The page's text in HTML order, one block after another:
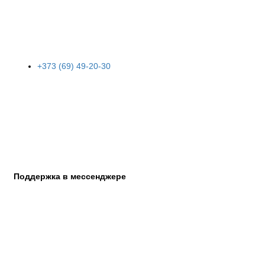
+373 (69) 49-20-30
Поддержка в мессенджере